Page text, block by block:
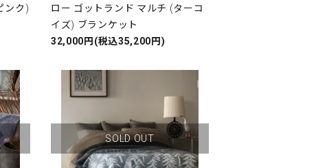
ンク)
ロー ゴットランド マルチ (ターコ
イズ) ブランケット
32,000円(税込35,200円)
SOLD OUT